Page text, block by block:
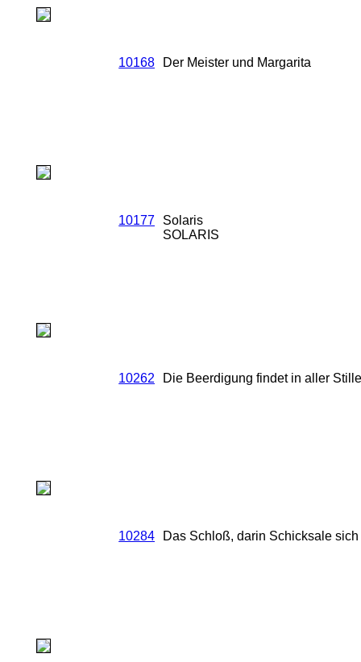
10168 Der Meister und Margarita
10177
Solaris
SOLARIS
10262 Die Beerdigung findet in aller
10284 Das Schloß, darin Schicksale